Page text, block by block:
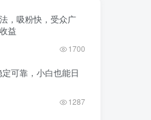
，吸粉快，受众广
益
1700
可靠，小白也能日
1287